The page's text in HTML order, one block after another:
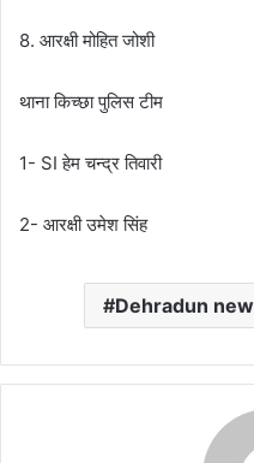
8. आरक्षी मोहित जोशी
थाना किच्छा पुलिस टीम
1- SI हेम चन्द्र तिवारी
2- आरक्षी उमेश सिंह
Dehradun